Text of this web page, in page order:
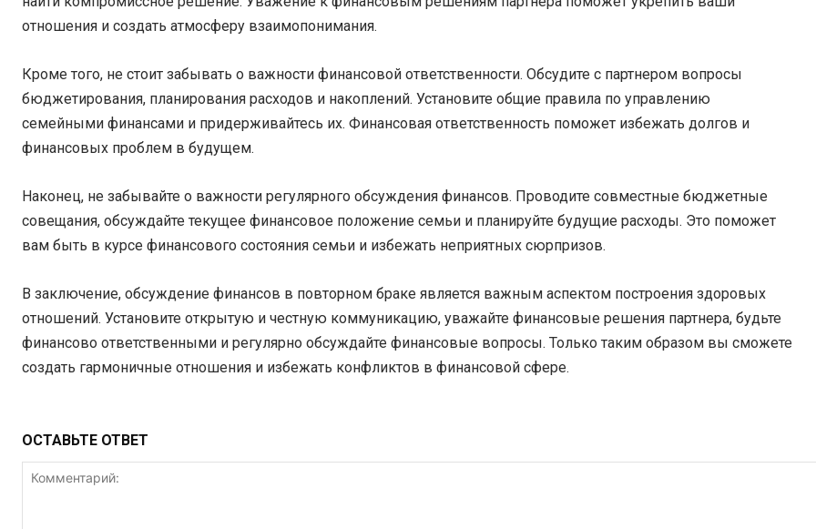
отношения и создать атмосферу взаимопонимания.
Кроме того, не стоит забывать о важности финансовой ответственности. Обсудите с партнером вопросы
бюджетирования, планирования расходов и накоплений. Установите общие правила по управлению
семейными финансами и придерживайтесь их. Финансовая ответственность поможет избежать долгов и
финансовых проблем в будущем.
Наконец, не забывайте о важности регулярного обсуждения финансов. Проводите совместные бюджетные
совещания, обсуждайте текущее финансовое положение семьи и планируйте будущие расходы. Это поможет
вам быть в курсе финансового состояния семьи и избежать неприятных сюрпризов.
В заключение, обсуждение финансов в повторном браке является важным аспектом построения здоровых
отношений. Установите открытую и честную коммуникацию, уважайте финансовые решения партнера, будьте
финансово ответственными и регулярно обсуждайте финансовые вопросы. Только таким образом вы сможете
создать гармоничные отношения и избежать конфликтов в финансовой сфере.
ОСТАВЬТЕ ОТВЕТ